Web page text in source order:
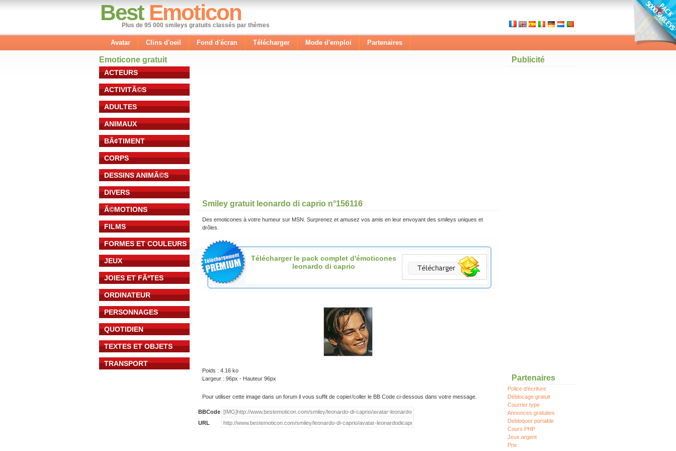
Best Emoticon
Plus de 95 000 smileys gratuits classés par thèmes
Avatar Clins d'oeil Fond d'écran Télécharger Mode d'emploi Partenaires
Emoticone gratuit
ACTEURS
ACTIVITÃ©S
ADULTES
ANIMAUX
BÃ¢TIMENT
CORPS
DESSINS ANIMÃ©S
DIVERS
Ã©MOTIONS
FILMS
FORMES ET COULEURS
JEUX
JOIES ET FÃªTES
ORDINATEUR
PERSONNAGES
QUOTIDIEN
TEXTES ET OBJETS
TRANSPORT
Smiley gratuit leonardo di caprio n°156116
Des emoticones à votre humeur sur MSN. Surprenez et amusez vos amis en leur envoyant des smileys uniques et
drôles.
Télécharger le pack complet d'émoticones
leonardo di caprio
Poids : 4.16 ko
Largeur : 96px - Hauteur 96px
Pour utiliser cette image dans un forum il vous suffit de copier/coller le BB Code ci-dessous dans votre message.
BBCode
URL
Publicité
Partenaires
Police d'écriture
Déblocage gratuit
Courrier type
Annonces gratuites
Debloquer portable
Cours PHP
Jeux argent
Prix